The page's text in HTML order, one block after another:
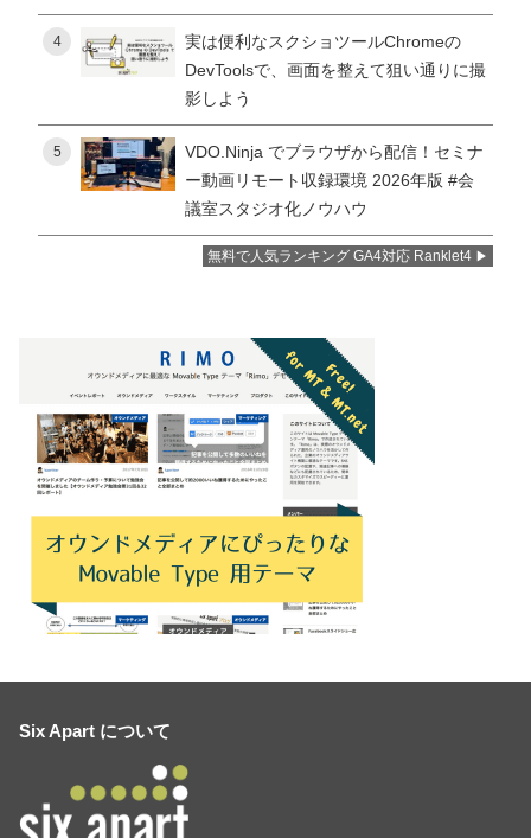
4
実は便利なスクショツールChromeの
DevToolsで、画面を整えて狙い通りに撮
影しよう
5
VDO.Ninja でブラウザから配信！セミナ
ー動画リモート収録環境 2026年版 #会
議室スタジオ化ノウハウ
無料で人気ランキング GA4対応 Ranklet4
Six Apart について